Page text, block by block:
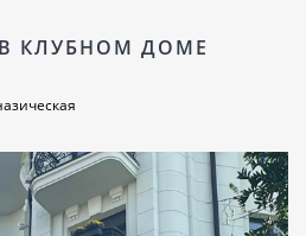
КЛУБНОМ ДОМЕ